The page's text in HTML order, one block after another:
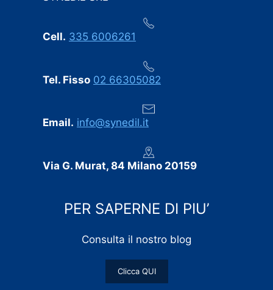
Cell. 335 6006261
Tel. Fisso 02 66305082
Email. info@synedil.it
Via G. Murat, 84 Milano 20159
PER SAPERNE DI PIU’
Consulta il nostro blog
Clicca QUI